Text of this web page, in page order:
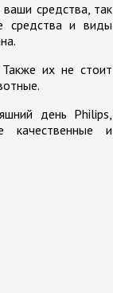
средства, так
средства и виды
Также их не стоит
день Philips,
качественные и